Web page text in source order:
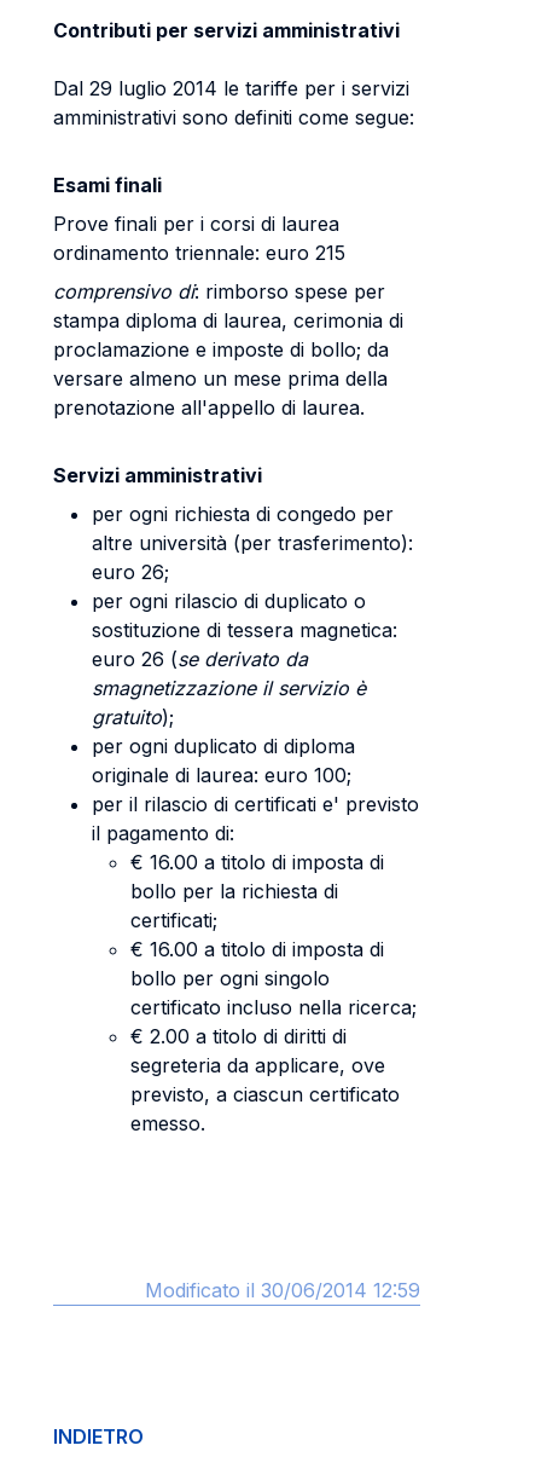
Contributi per servizi amministrativi
Dal 29 luglio 2014 le tariffe per i servizi
amministrativi sono definiti come segue:
Esami finali
Prove finali per i corsi di laurea
ordinamento triennale: euro 215
comprensivo di: rimborso spese per
stampa diploma di laurea, cerimonia di
proclamazione e imposte di bollo; da
versare almeno un mese prima della
prenotazione all'appello di laurea.
Servizi amministrativi
per ogni richiesta di congedo per
altre università (per trasferimento):
euro 26;
per ogni rilascio di duplicato o
sostituzione di tessera magnetica:
euro 26 (se derivato da
smagnetizzazione il servizio è
gratuito);
per ogni duplicato di diploma
originale di laurea: euro 100;
per il rilascio di certificati e' previsto
il pagamento di:
€ 16.00 a titolo di imposta di
bollo per la richiesta di
certificati;
€ 16.00 a titolo di imposta di
bollo per ogni singolo
certificato incluso nella ricerca;
€ 2.00 a titolo di diritti di
segreteria da applicare, ove
previsto, a ciascun certificato
emesso.
Modificato il 30/06/2014 12:59
INDIETRO